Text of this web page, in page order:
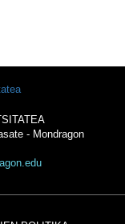
- Mondragon